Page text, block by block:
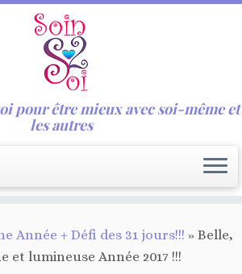
pour être mieux avec soi-même et
les autres
Année + Défi des 31 jours!!! » Belle,
et lumineuse Année 2017 !!!